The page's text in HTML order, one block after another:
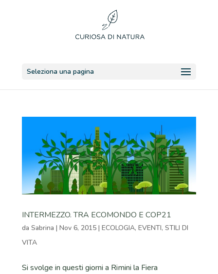
Seleziona una pagina
INTERMEZZO. TRA ECOMONDO E COP21
da Sabrina | Nov 6, 2015| ECOLOGIA, EVENTI, STILI DI
VITA
Si svolge in questi giorni a Rimini la Fiera